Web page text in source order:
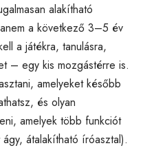
alakítható
a következő 3–5 év
a játékra, tanulásra,
– egy kis mozgástérre is.
amelyeket később
és olyan
amelyek több funkciót
átalakítható íróasztal).